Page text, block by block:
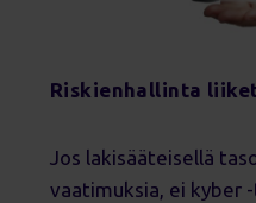
Riskienhallinta
Jos lakisääteisellä
vaatimuksia, ei kyber